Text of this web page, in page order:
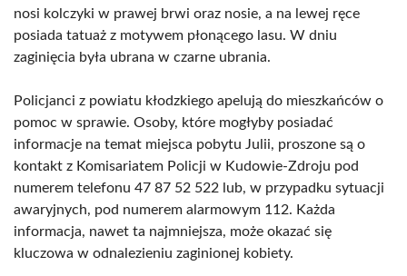
nosi kolczyki w prawej brwi oraz nosie, a na lewej ręce
posiada tatuaż z motywem płonącego lasu. W dniu
zaginięcia była ubrana w czarne ubrania.
Policjanci z powiatu kłodzkiego apelują do mieszkańców o
pomoc w sprawie. Osoby, które mogłyby posiadać
informacje na temat miejsca pobytu Julii, proszone są o
kontakt z Komisariatem Policji w Kudowie-Zdroju pod
numerem telefonu 47 87 52 522 lub, w przypadku sytuacji
awaryjnych, pod numerem alarmowym 112. Każda
informacja, nawet ta najmniejsza, może okazać się
kluczowa w odnalezieniu zaginionej kobiety.